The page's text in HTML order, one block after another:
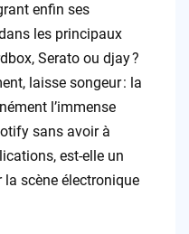
enfin ses
les principaux
Serato ou djay ?
laisse songeur : la
l’immense
sans avoir à
est-elle un
scène électronique